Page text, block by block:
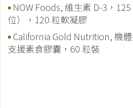
NOW Foods, 維生素 D-3，
位），120 粒軟凝膠
California Gold Nutrition, 機
支援素食膠囊，60 粒裝